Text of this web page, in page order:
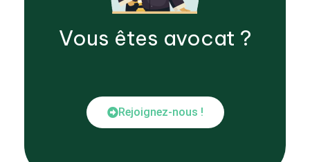
Vous êtes avocat ?
Rejoignez-nous !